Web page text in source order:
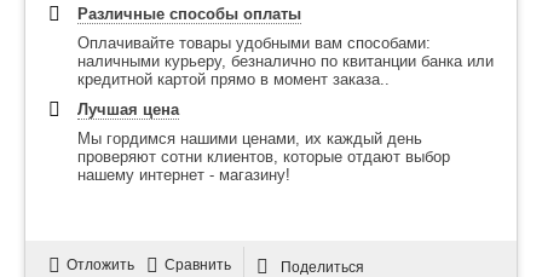
Различные способы оплаты
Оплачивайте товары удобными вам способами:
наличными курьеру, безналично по квитанции банка или
кредитной картой прямо в момент заказа..
Лучшая цена
Мы гордимся нашими ценами, их каждый день
проверяют сотни клиентов, которые отдают выбор
нашему интернет - магазину!
Отложить Сравнить Поделиться